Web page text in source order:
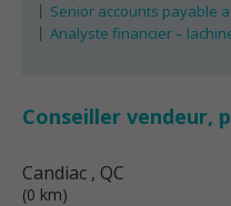
Senior accounts payable
Analyste financier –
Conseiller vendeur,
Candiac , QC
(0 km)